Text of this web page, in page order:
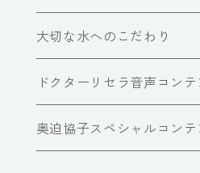
大切な水へのこだわり
ドクターリセラ音声コンテ
奥迫協子スペシャルコンテ